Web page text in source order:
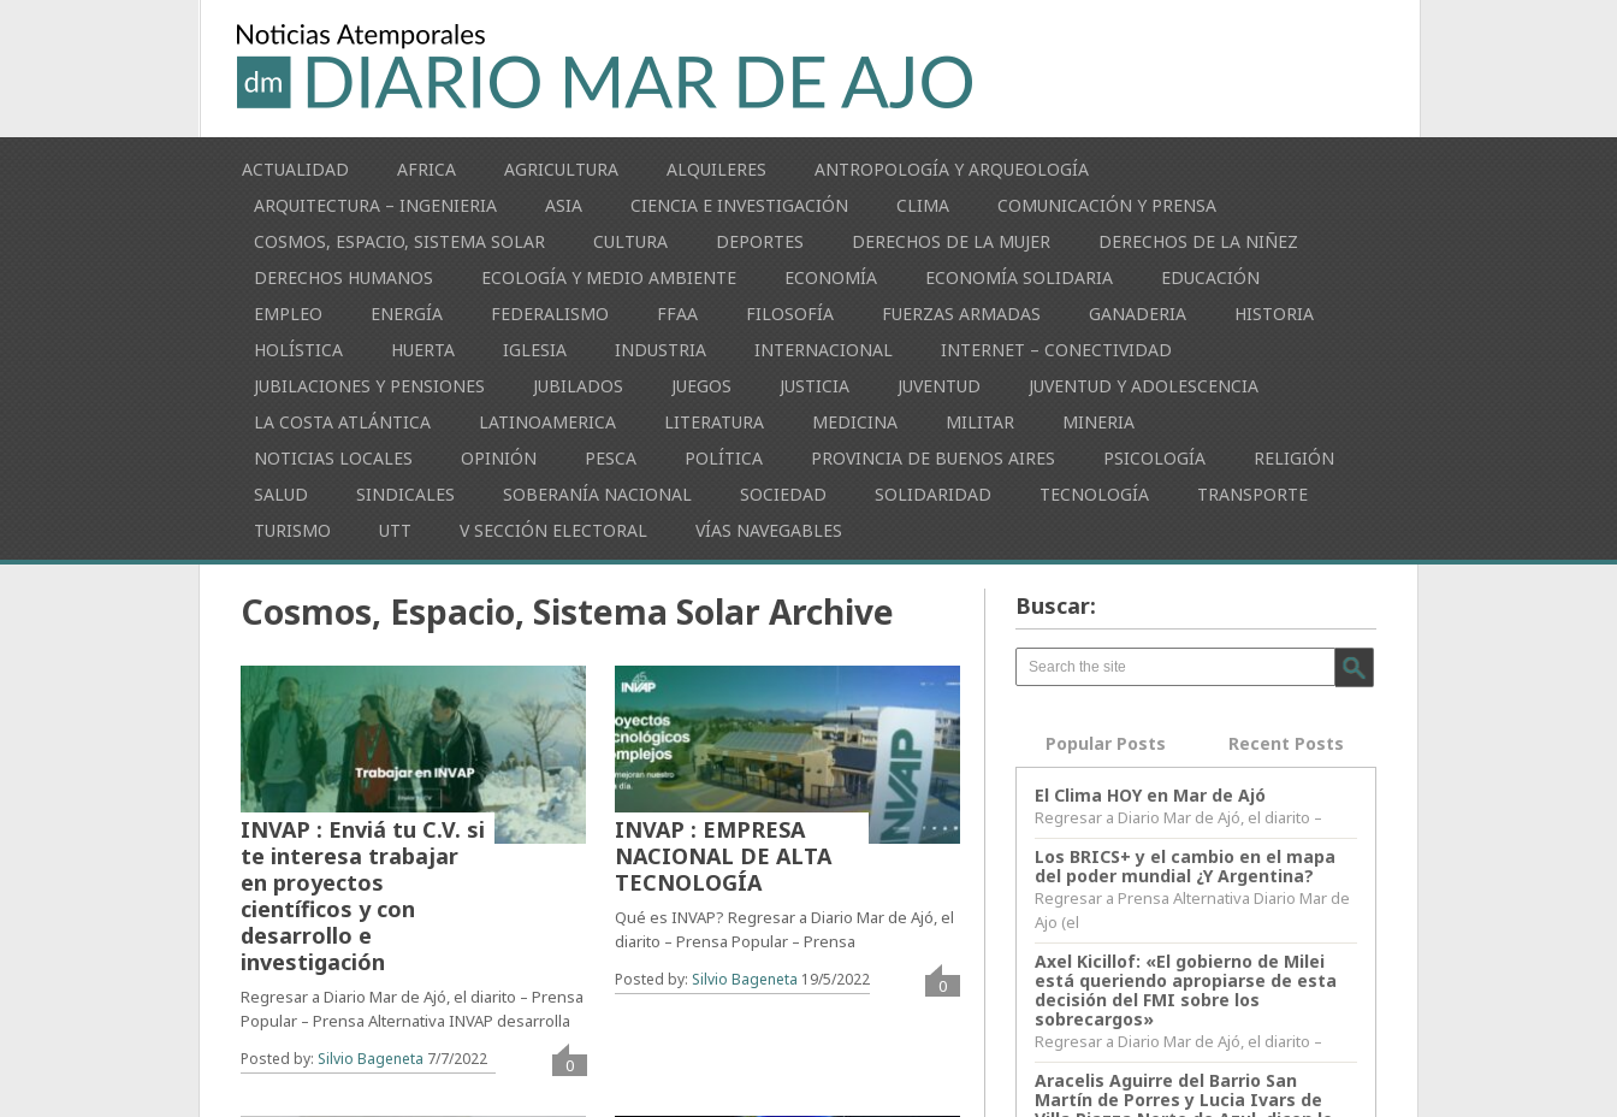
ACTUALIDAD AFRICA AGRICULTURA ALQUILERES
ANTROPOLOGÍA Y ARQUEOLOGÍA
ARQUITECTURA – INGENIERIA
ASIA CIENCIA E INVESTIGACIÓN CLIMA
COMUNICACIÓN Y PRENSA
COSMOS, ESPACIO, SISTEMA SOLAR
CULTURA DEPORTES DERECHOS DE LA MUJER
DERECHOS DE LA NIÑEZ
DERECHOS HUMANOS
ECOLOGÍA Y MEDIO AMBIENTE ECONOMÍA ECONOMÍA SOLIDARIA
EDUCACIÓN
EMPLEO
ENERGÍA FEDERALISMO FFAA FILOSOFÍA FUERZAS ARMADAS GANADERIA
HISTORIA
HOLÍSTICA
HUERTA IGLESIA INDUSTRIA INTERNACIONAL
INTERNET – CONECTIVIDAD
JUBILACIONES Y PENSIONES
JUBILADOS JUEGOS JUSTICIA JUVENTUD
JUVENTUD Y ADOLESCENCIA
LA COSTA ATLÁNTICA
LATINOAMERICA LITERATURA MEDICINA MILITAR
MINERIA
NOTICIAS LOCALES
OPINIÓN PESCA POLÍTICA PROVINCIA DE BUENOS AIRES PSICOLOGÍA
RELIGIÓN
SALUD
SINDICALES SOBERANÍA NACIONAL SOCIEDAD SOLIDARIDAD TECNOLOGÍA
TRANSPORTE
TURISMO
UTT V SECCIÓN ELECTORAL VÍAS NAVEGABLES
Cosmos, Espacio, Sistema Solar Archive
INVAP : Enviá tu C.V. si
te interesa trabajar
en proyectos
científicos y con
desarrollo e
investigación
Regresar a Diario Mar de Ajó, el diarito – Prensa
Popular – Prensa Alternativa INVAP desarrolla
Posted by: Silvio Bageneta 7/7/2022 0
INVAP : EMPRESA
NACIONAL DE ALTA
TECNOLOGÍA
Qué es INVAP? Regresar a Diario Mar de Ajó, el
diarito – Prensa Popular – Prensa
Posted by: Silvio Bageneta 19/5/2022 0
Buscar:
Popular Posts Recent Posts
El Clima HOY en Mar de Ajó
Regresar a Diario Mar de Ajó, el diarito –
Los BRICS+ y el cambio en el mapa
del poder mundial ¿Y Argentina?
Regresar a Prensa Alternativa Diario Mar de
Ajo (el
Axel Kicillof: «El gobierno de Milei
está queriendo apropiarse de esta
decisión del FMI sobre los
sobrecargos»
Regresar a Diario Mar de Ajó, el diarito –
Aracelis Aguirre del Barrio San
Martín de Porres y Lucia Ivars de